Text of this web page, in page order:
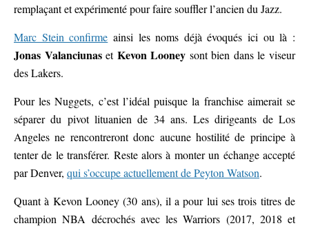
remplaçant et expérimenté pour faire souffler l’ancien du Jazz.
Marc Stein confirme ainsi les noms déjà évoqués ici ou là :
Jonas Valanciunaset Kevon Looney sont bien dans le viseur
des Lakers.
Pour les Nuggets, c’est l’idéal puisque la franchise aimerait se
séparer du pivot lituanien de 34 ans. Les dirigeants de Los
Angeles ne rencontreront donc aucune hostilité de principe à
tenter de le transférer. Reste alors à monter un échange accepté
par Denver, qui s’occupe actuellement de Peyton Watson.
Quant à Kevon Looney (30 ans), il a pour lui ses trois titres de
champion NBA décrochés avec les Warriors (2017, 2018 et